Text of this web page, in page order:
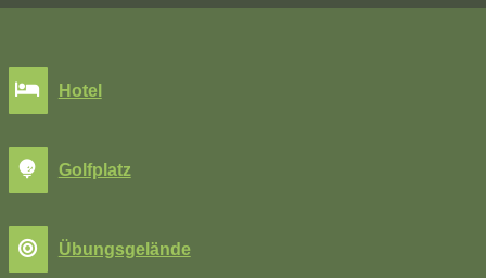
Hotel
Golfplatz
Übungsgelände